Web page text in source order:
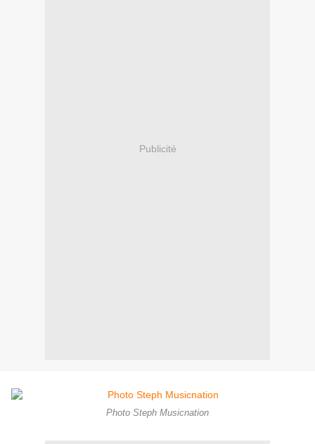
Publicité
Photo Steph Musicnation